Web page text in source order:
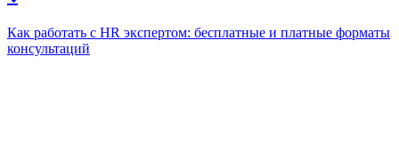
Как работать с HR экспертом: бесплатные и платные форматы
консультаций